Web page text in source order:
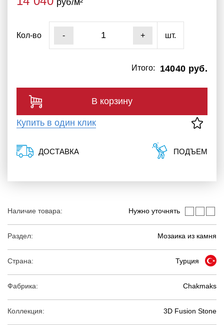
Наличие товара: Нужно уточнять
Раздел: Мозаика из камня
Страна: Турция
Фабрика: Chakmaks
Коллекция: 3D Fusion Stone
руб/м²
Кол-во - + шт.
14040 руб.
Итого:
В корзину
Купить в один клик
ДОСТАВКА ПОДЪЕМ